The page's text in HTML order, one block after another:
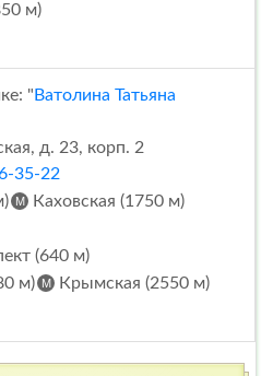
м)
" Ватолина Татьяна
д. 23, корп. 2
35-22
Каховская (1750 м)
(640 м)
м)
Крымская (2550 м)